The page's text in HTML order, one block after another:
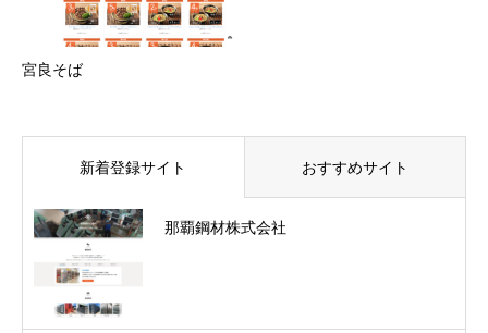
宮良そば
新着登録サイト おすすめサイト
那覇鋼材株式会社